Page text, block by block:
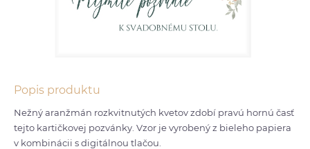
Popis produktu
Nežný aranžmán rozkvitnutých kvetov zdobí pravú hornú časť
tejto kartičkovej pozvánky. Vzor je vyrobený z bieleho papiera
v kombinácii s digitálnou tlačou.